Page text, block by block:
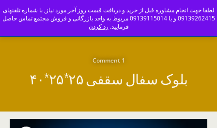
ajoranco_zapas
کارخانه آجر سفال و آجرنما اصفهان-09139115014
1 Comment
بلوک سفال سقفی ۲۵*۲۵*۴۰
لطفا جهت انجام مشاوره قبل از خرید و دریافت قیمت روز آجر مورد نیاز, با شماره تلفنهای
09139262415 و یا 09139115014 مربوط به واحد بازرگانی و فروش مجتمع تماس حاصل
فرمایید. رد کردن